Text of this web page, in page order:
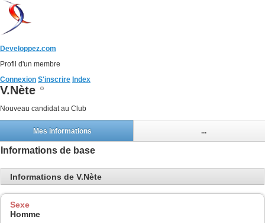
Developpez.com
Profil d'un membre
Connexion S'inscrire Index
V.Nète
Nouveau candidat au Club
Mes informations ...
Informations de base
Informations de V.Nète
Sexe
Homme